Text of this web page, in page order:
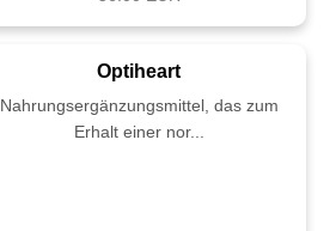
Optiheart
Nahrungsergänzungsmittel, das zum
Erhalt einer nor...